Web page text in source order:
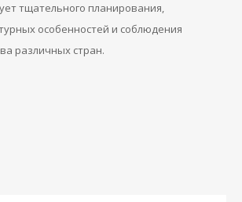
тщательного планирования,
особенностей и соблюдения
различных стран.